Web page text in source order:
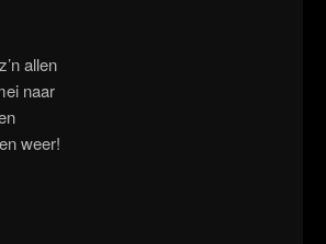
allen
naar
weer!